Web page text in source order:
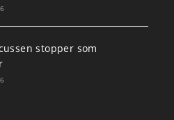
stopper som